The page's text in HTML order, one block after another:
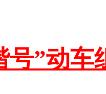
号”动车